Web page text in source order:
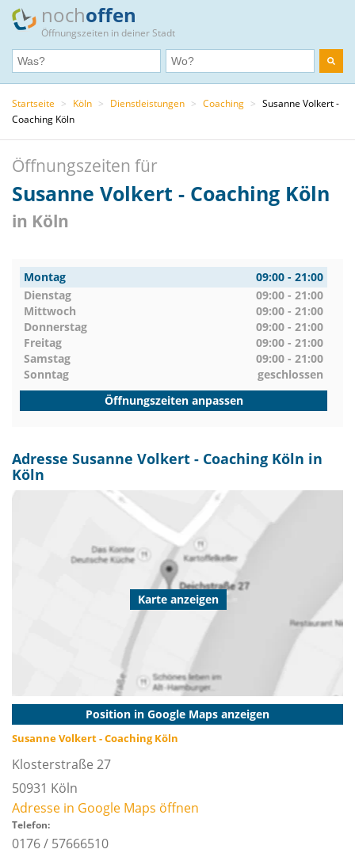
nochoffen
Öffnungszeiten in deiner Stadt
Startseite > Köln > Dienstleistungen > Coaching > Susanne Volkert -
Coaching Köln
Öffnungszeiten für
Susanne Volkert - Coaching Köln
in Köln
Montag
09:00 - 21:00
Dienstag
09:00 - 21:00
Mittwoch
09:00 - 21:00
Donnerstag
09:00 - 21:00
Freitag
09:00 - 21:00
Samstag
09:00 - 21:00
Sonntag
geschlossen
Öffnungszeiten anpassen
Adresse Susanne Volkert - Coaching Köln in
Köln
Karte anzeigen
Position in Google Maps anzeigen
Susanne Volkert - Coaching Köln
Klosterstraße 27
50931 Köln
Adresse in Google Maps öffnen
Telefon:
0176 / 57666510